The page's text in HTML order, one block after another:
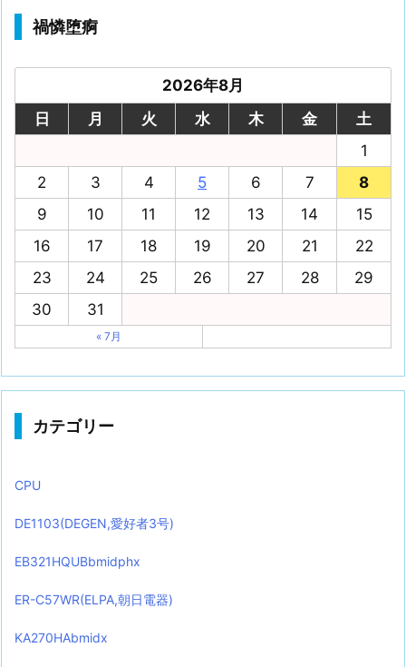
禍憐堕痾
2026年8月
日
月 火 水 木 金
土
1
2
3 4 5 6 7
8
9
10 11 12 13 14
15
16
17 18 19 20 21
22
23
24 25 26 27 28
29
30
31
« 7月
カテゴリー
CPU
DE1103(DEGEN,愛好者3号)
EB321HQUBbmidphx
ER-C57WR(ELPA,朝日電器)
KA270HAbmidx